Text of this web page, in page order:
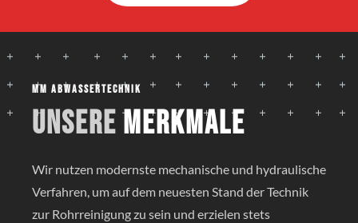
MM Abwassertechnik
UnsereMerkmale
Wir nutzen modernste mechanische und hydraulische
Verfahren, um auf dem neuesten Stand der Technik
zur Rohrreinigung zu sein und erzielen stets